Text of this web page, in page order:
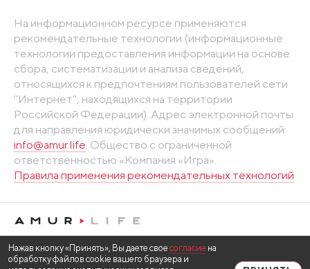
На информационном ресурсе применяются
рекомендательные технологии (информационные
технологии предоставления информации на основе
сбора, систематизации и анализа сведений,
относящихся к предпочтениям пользователей сети
"Интернет", находящихся на территории
Российской Федерации). Адрес электронной почты
для направления юридически значимых сообщений:
info@amur.life . Общество с ограниченной
ответственностью «Компания «Игра».
Правила применения рекомендательных технологий
Нажав кнопку «Принять», Вы даете свое согласие на
обработку файлов cookie вашего браузера и